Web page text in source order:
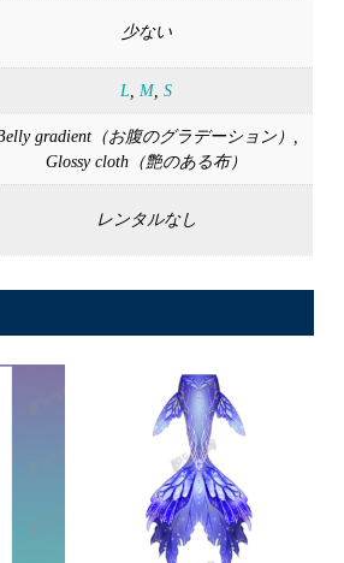
少ない
L M,S
gradient（お腹のグラデーション）,
Glossy cloth（艶のある布）
レンタルなし